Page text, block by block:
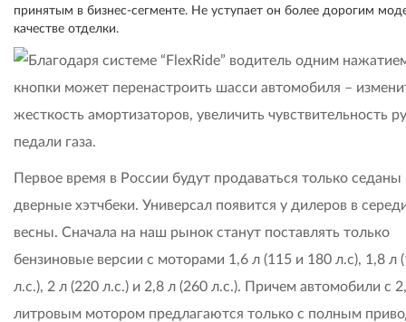
принятым в бизнес-сегменте. Не уступает он более дорогим
качестве отделки.
Благодаря системе “FlexRide” водитель одним
кнопки может перенастроить шасси автомобиля –
жесткость амортизаторов, увеличить чувствительность
педали газа.
Первое время в России будут продаваться только седаны
дверные хэтчбеки. Универсал появится у дилеров в
весны. Сначала на наш рынок станут поставлять только
бензиновые версии с моторами 1,6 л (115 и 180 л.с), 1,8 л
л.с.), 2 л (220 л.с.) и 2,8 л (260 л.с.). Причем автомобили с
литровым мотором предлагаются только с полным